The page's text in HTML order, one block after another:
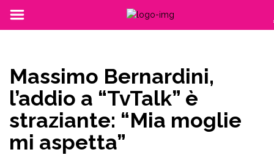
Massimo Bernardini,
l’addio a “TvTalk” è
straziante: “Mia moglie
mi aspetta”